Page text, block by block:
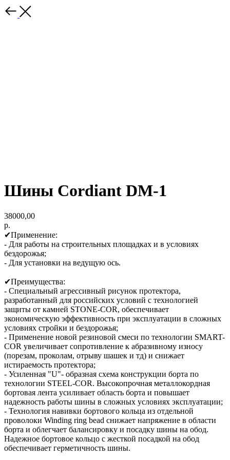
Шины Cordiant DM-1
38000,00
р.
✔Применение:
- Для работы на строительных площадках и в условиях
бездорожья;
- Для установки на ведущую ось.
✔Преимущества:
- Специальный агрессивный рисунок протектора,
разработанный для российских условий с технологией
защиты от камней STONE-COR, обеспечивает
экономическую эффективность при эксплуатации в сложных
условиях стройки и бездорожья;
- Применение новой резиновой смеси по технологии SMART-
COR увеличивает сопротивление к абразивному износу
(порезам, проколам, отрыву шашек и тд) и снижает
истираемость протектора;
- Усиленная "U"- образная схема конструкции борта по
технологии STEEL-COR. Высокопрочная металлокордная
бортовая лента усиливает область борта и повышает
надежность работы шины в сложных условиях эксплуатации;
- Технология навивки бортового кольца из отдельной
проволоки Winding ring bead снижает напряжение в области
борта и облегчает балансировку и посадку шины на обод.
Надежное бортовое кольцо с жесткой посадкой на обод
обеспечивает герметичность шины.